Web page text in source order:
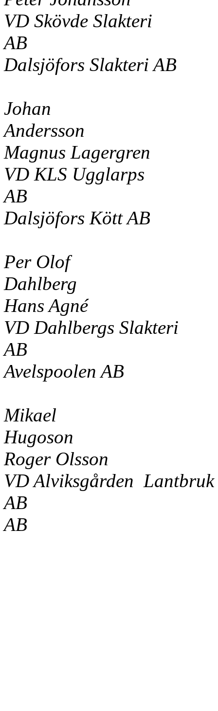
VD Skövde Slakteri
AB
Dalsjöfors Slakteri AB
Johan
Andersson
Magnus Lagergren
VD KLS Ugglarps
AB
Dalsjöfors Kött AB
Per Olof
Dahlberg
Hans Agné
VD Dahlbergs Slakteri
AB
Avelspoolen AB
Mikael
Hugoson
Roger Olsson
VDAlviksgården Lantbruk
AB
AB